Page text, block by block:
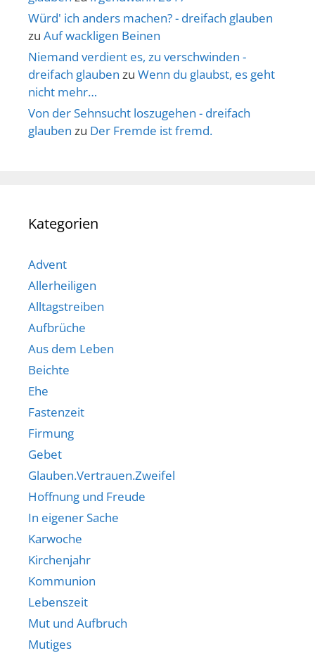
Würd' ich anders machen? - dreifach glauben
zu Auf wackligen Beinen
Niemand verdient es, zu verschwinden -
dreifach glauben zu Wenn du glaubst, es geht
nicht mehr…
Von der Sehnsucht loszugehen - dreifach
glauben zu Der Fremde ist fremd.
Kategorien
Advent
Allerheiligen
Alltagstreiben
Aufbrüche
Aus dem Leben
Beichte
Ehe
Fastenzeit
Firmung
Gebet
Glauben.Vertrauen.Zweifel
Hoffnung und Freude
In eigener Sache
Karwoche
Kirchenjahr
Kommunion
Lebenszeit
Mut und Aufbruch
Mutiges